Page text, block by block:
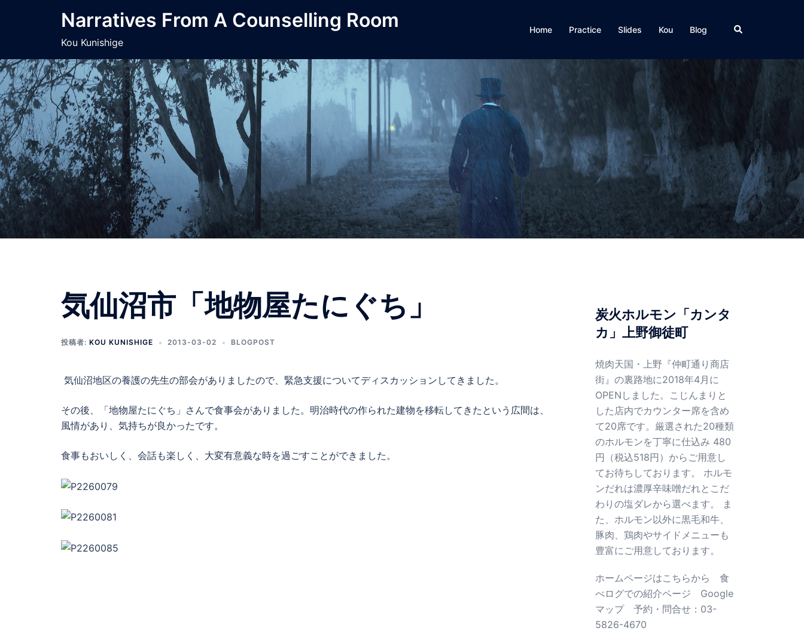
ツ
へ
ス
キ
ッ
プ
Narratives From A Counselling Room
Kou Kunishige
Home Practice Slides Kou Blog
検
索
気仙沼市「地物屋たにぐち」
投稿者: KOU KUNISHIGE 2013-03-02 BLOGPOST
気仙沼地区の養護の先生の部会がありましたので、緊急支援についてディスカッションしてきました。
その後、「地物屋たにぐち」さんで食事会がありました。明治時代の作られた建物を移転してきたという広間は、
風情があり、気持ちが良かったです。
食事もおいしく、会話も楽しく、大変有意義な時を過ごすことができました。
炭火ホルモン「カンタ
カ」上野御徒町
焼肉天国・上野『仲町通り商店
街』の裏路地に2018年4月に
OPENしました。こじんまりと
した店内でカウンター席を含め
て20席です。厳選された20種類
のホルモンを丁寧に仕込み 480
円（税込518円）からご用意し
てお待ちしております。 ホルモ
ンだれは濃厚辛味噌だれとこだ
わりの塩ダレから選べます。 ま
た、ホルモン以外に黒毛和牛、
豚肉、鶏肉やサイドメニューも
豊富にご用意しております。
ホームページはこちらから
食
べログでの紹介ページ
Google
マップ予約・問合せ：03-
5826-4670